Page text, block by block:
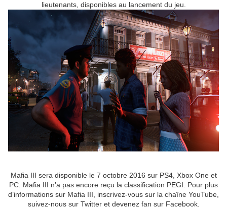
lieutenants, disponibles au lancement du jeu.
Mafia III sera disponible le 7 octobre 2016 sur PS4, Xbox One et
PC. Mafia III n’a pas encore reçu la classification PEGI. Pour plus
d’informations sur Mafia III, inscrivez-vous sur la chaîne YouTube,
suivez-nous sur Twitter et devenez fan sur Facebook.